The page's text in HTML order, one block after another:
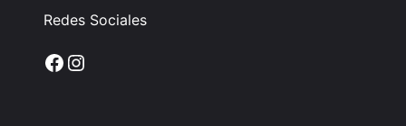
Redes Sociales
Facebook
Instagram